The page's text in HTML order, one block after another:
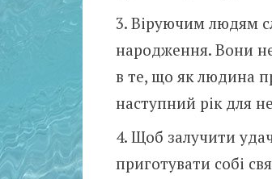
Віруючим людям
народження. Вони
в те, що як людина
наступний рік для
Щоб залучити
приготувати собі